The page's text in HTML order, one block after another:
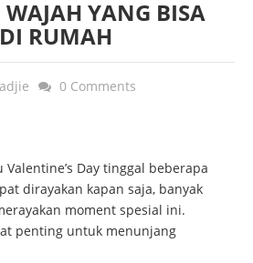
YANG BISA
RUMAH
adjie 0 Comments
Valentine’s Day tinggal beberapa
dirayakan kapan saja, banyak
moment spesial ini.
penting untuk menunjang